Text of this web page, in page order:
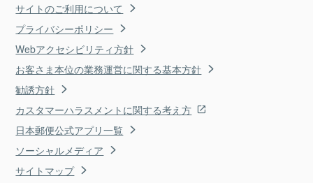
サイトのご利用について
プライバシーポリシー
Webアクセシビリティ方針
お客さま本位の業務運営に関する基本方針
勧誘方針
カスタマーハラスメントに関する考え方
日本郵便公式アプリ一覧
ソーシャルメディア
サイトマップ